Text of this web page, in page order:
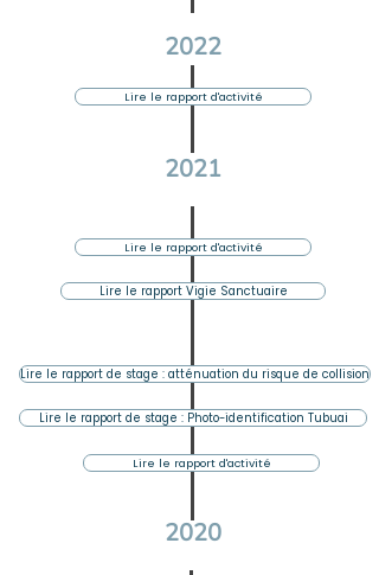
2022
Lire le rapport d'activité
2021
Lire le rapport d'activité
Lire le rapport Vigie Sanctuaire
Lire le rapport de stage : atténuation du risque de collision
Lire le rapport de stage : Photo-identification Tubuai
Lire le rapport d'activité
2020